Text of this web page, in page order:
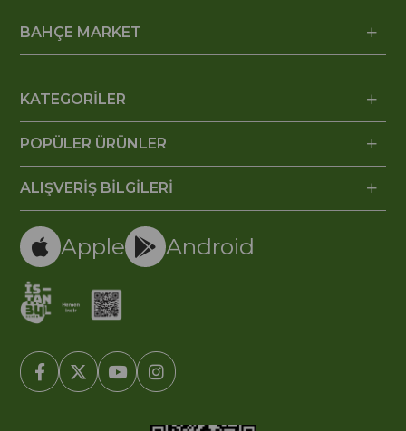
BAHÇE MARKET
KATEGORİLER
POPÜLER ÜRÜNLER
ALIŞVERİŞ BİLGİLERİ
Apple Android